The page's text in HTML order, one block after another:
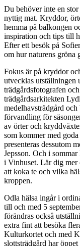
Du behöver inte en
nyttig mat. Kryddor,
hemma på balkongen
inspiration och tips till
Efter ett besök på
om hur naturens gröna
Fokus är på kryddor
utvecklas utställningen
trädgårdsfotografen
trädgårdsarkitekten
medelhavsträdgård
förvandling för
av örter och
som kommer med
presenteras dessutom
Jepsson. Och i
i Vinhuset. Lär dig mer
att koka te och vilka
kroppen.
Odla hälsa ingår i
till och med 5
förändras också
extra fint att besöka
Kulturkortet och med
slottsträdgård har